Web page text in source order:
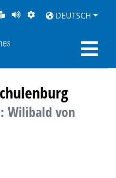
LEICHTE
SPRACHE
SEITEDARSTELLUNG
DEUTSCH
Wilibald von